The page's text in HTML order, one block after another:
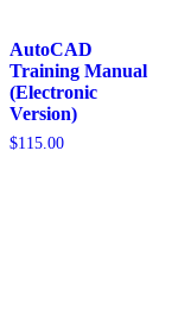
AutoCAD
Training Manual
(Electronic
Version)
$115.00